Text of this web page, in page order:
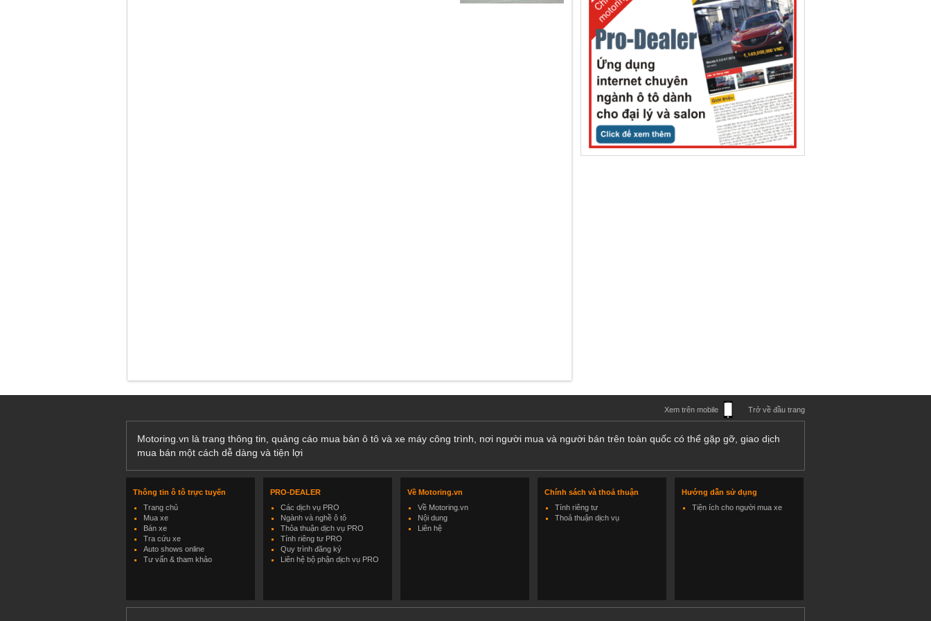
Xem trên mobile Trở về đầu trang
Motoring.vn là trang thông tin, quảng cáo mua bán ô tô và xe máy công trình, nơi người mua và người bán trên toàn quốc có thể gặp gỡ, giao dịch
mua bán một cách dễ dàng và tiện lợi
Thông tin ô tô trực tuyến
Trang chủ
Mua xe
Bán xe
Tra cứu xe
Auto shows online
Tư vấn & tham khảo
PRO-DEALER
Các dịch vụ PRO
Ngành và nghề ô tô
Thỏa thuận dịch vụ PRO
Tính riêng tư PRO
Quy trình đăng ký
Liên hệ bộ phận dịch vụ PRO
Về Motoring.vn
Về Motoring.vn
Nội dung
Liên hệ
Chính sách và thoả thuận
Tính riêng tư
Thoả thuận dịch vụ
Hướng dẫn sử dụng
Tiện ích cho người mua xe